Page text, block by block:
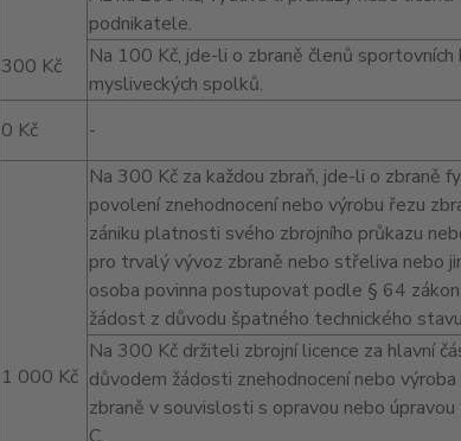
300 Kč
podnikatele.
Na 100 Kč, jde-li o zbraně členů
mysliveckých spolků.
0 Kč -
1 000 Kč
Na 300 Kč za každou zbraň, jde-li o zbraně
povolení znehodnocení nebo výrobu řezu
zániku platnosti svého zbrojního průkazu
pro trvalý vývoz zbraně nebo střeliva nebo
osoba povinna postupovat podle § 64
žádost z důvodu špatného technického
Na 300 Kč držiteli zbrojní licence za hlavní
důvodem žádosti znehodnocení nebo
zbraně v souvislosti s opravou nebo